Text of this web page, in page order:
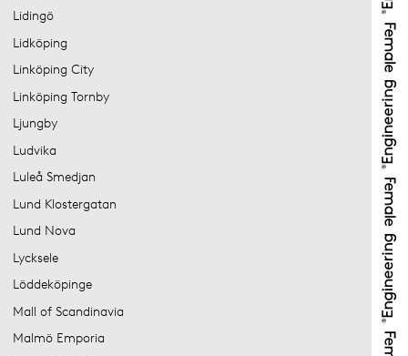
Lidingö
Lidköping
Linköping City
Linköping Tornby
Ljungby
Ludvika
Luleå Smedjan
Lund Klostergatan
Lund Nova
Lycksele
Löddeköpinge
Mall of Scandinavia
Malmö Emporia